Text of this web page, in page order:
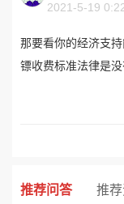
2021-5-19
那要看你的经济支
镖收费标准法律是没
推荐问答 推